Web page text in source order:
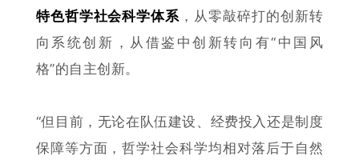
特色哲学社会科学体系 ，从零敲碎打的创新转
向系统创新，从借鉴中创新转向有“中国风
格”的自主创新。
“但目前，无论在队伍建设、经费投入还是制度
保障等方面，哲学社会科学均相对落后于自然